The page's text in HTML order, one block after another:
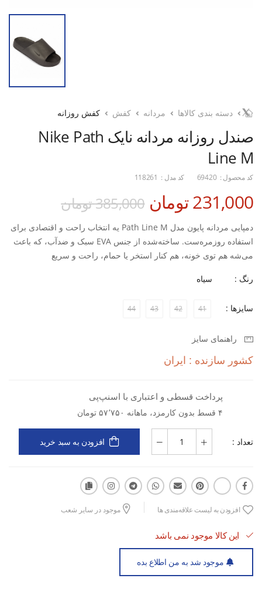
دسته بندی کالاها مردانه کفش کفش روزانه
صندل روزانه مردانه نایک Nike Path
Line M
کد محصول : 69420 کد مدل : 118261
231,000 تومان 385,000 تومان
دمپایی مردانه پایون مدل Path Line M یه انتخاب راحت و اقتصادی برای
استفاده روزمره‌ست. ساخته‌شده از جنس EVA سبک و ضدآب، که باعث
می‌شه هم توی خونه، هم کنار استخر یا حمام، راحت و سریع‌
پلاستیکی مدرن رو می‌ده که با استایل کژوال مردونه هماهنگه. مناسب
محیط‌های مرطوبه.
اگه دنبال یه دمپایی مردانه راحت، مقاوم و مناسب استفاده مداوم
رنگ : سیاه
سایزها : 41
42
43
44
راهنمای سایز
کشور سازنده : ایران
پرداخت قسطی و اعتباری با اسنپ‌پی
۴ قسط بدون کارمزد، ماهانه ۵۷٬۷۵۰ تومان
تعداد : افزودن به سبد خرید
افزودن به لیست علاقه‌مندی ها موجود در سایر شعب
این کالا موجود نمی باشد
موجود شد به من اطلاع بده